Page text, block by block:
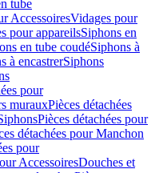
tube
AccessoiresVidages pour
pour appareilsSiphons en
en tube coudéSiphons à
à encastrerSiphons
pour
murauxPièces détachées
Pièces détachées pour
détachées pour Manchon
pour
AccessoiresDouches et